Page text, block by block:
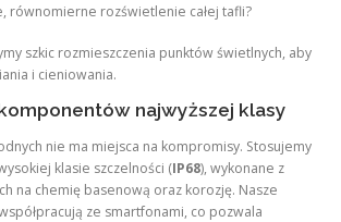
równomierne rozświetlenie całej tafli?
szkic rozmieszczenia punktów świetlnych, aby
i cieniowania.
najwyższej klasy
nie ma miejsca na kompromisy. Stosujemy
klasie szczelności (IP68), wykonane z
na chemię basenową oraz korozję. Nasze
ze smartfonami, co pozwala